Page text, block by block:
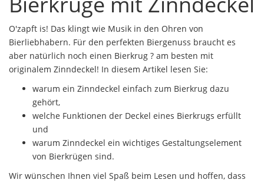
O'zapft is! Das klingt wie Musik in den Ohren von
Bierliebhabern. Für den perfekten Biergenuss braucht es
aber natürlich noch einen Bierkrug ? am besten mit
originalem Zinndeckel! In diesem Artikel lesen Sie:
warum ein Zinndeckel einfach zum Bierkrug dazu
gehört,
welche Funktionen der Deckel eines Bierkrugs erfüllt
und
warum Zinndeckel ein wichtiges Gestaltungselement
von Bierkrügen sind.
Wir wünschen Ihnen viel Spaß beim Lesen und hoffen, dass